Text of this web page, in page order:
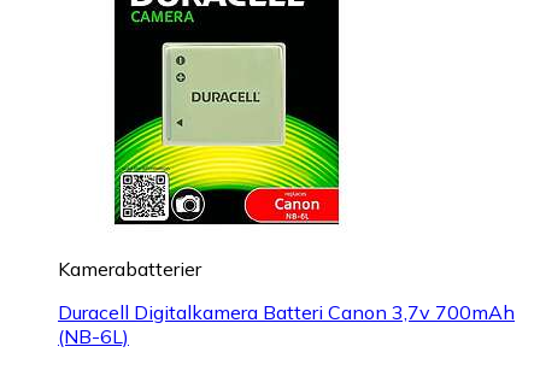
Kamerabatterier
Duracell Digitalkamera Batteri Canon 3,7v 700mAh
(NB-6L)